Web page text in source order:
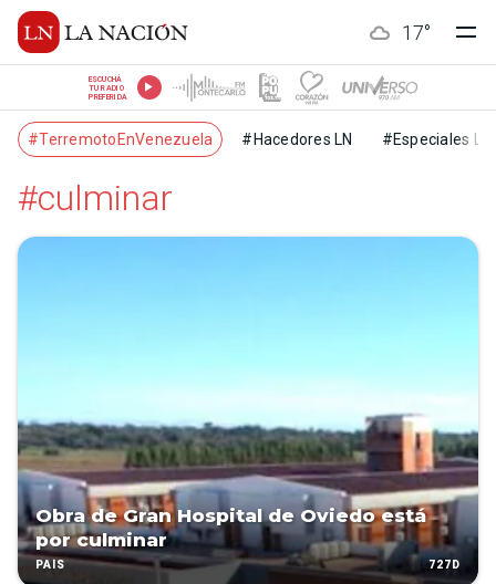
17°
ESCUCHÁ
TU RADIO
PREFERIDA
#TerremotoEnVenezuela #Hacedores LN #Especiales LN
#culminar
Obra de Gran Hospital de Oviedo está
por culminar
PAÍS 727D